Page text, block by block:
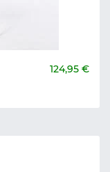
124,95 €